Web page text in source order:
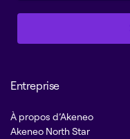
Entreprise
À propos d’Akeneo
Akeneo North Star